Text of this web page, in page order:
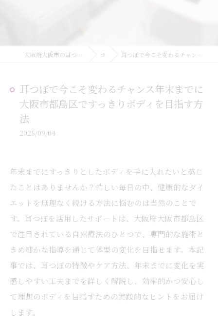
大阪府大阪市の耳つぼなら耳つぼダイエットサロンふーみん コラム 耳つぼで今こそ変わるチャンス年末までに大阪市都島区ですっきりボディを目指す方法
耳つぼで今こそ変わるチャンス年末までに
大阪市都島区ですっきりボディを目指す方
法
2025/09/04
年末までにすっきりとしたボディを手に入れたいと感じ
たことはありませんか？忙しい毎日の中、健康的なダイ
エットを無理なく続ける方法に悩むのは当然のことで
す。耳つぼを活用したサポートは、大阪府大阪市都島区
で注目されている自然療法のひとつで、専門的な施術と
きめ細かな指導を通じて体型の変化を目指せます。本記
事では、耳つぼの特徴やケア方法、年末までに変化を実
感しやすい工夫までを詳しく解説し、効率的かつ安心し
て理想のボディを目指すための実践的なヒントをお届け
します。